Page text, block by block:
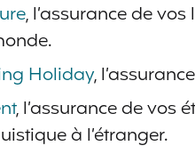
, l’assurance de
Holiday,
, l’assurance de vos
à l’étranger.